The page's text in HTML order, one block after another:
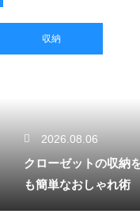
収納
2026.08.06
クローゼットの収納
も簡単なおしゃれ術